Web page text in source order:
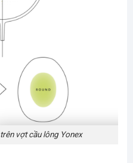
vợt cầu lông Yonex